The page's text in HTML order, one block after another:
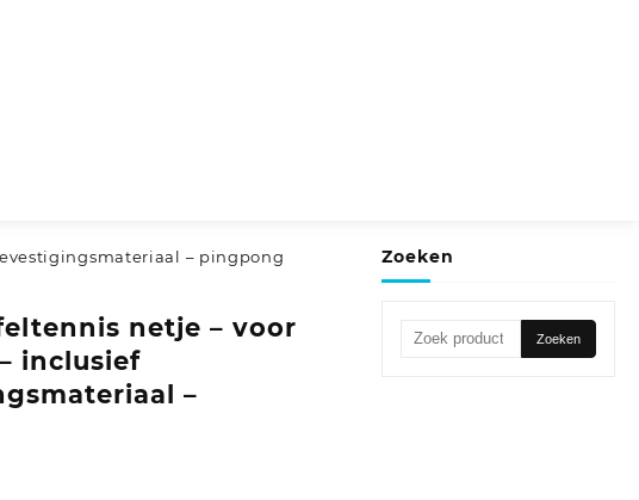
– pingpong
netje – voor
inclusief
–
Zoeken
Zoeken
Zoeken